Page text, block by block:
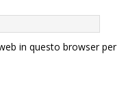
in questo browser per